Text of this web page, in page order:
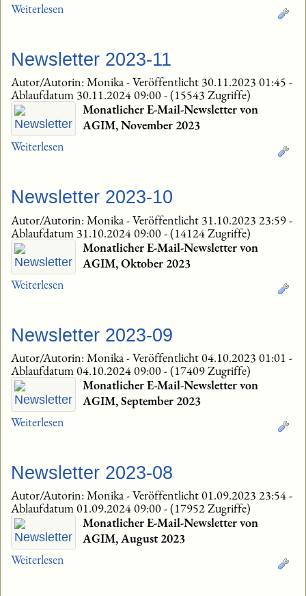
Weiterlesen
Newsletter 2023-11
Autor/Autorin: Monika-Veröffentlicht 30.11.2023 01:45 -
Ablaufdatum 30.11.2024 09:00-(15543 Zugriffe)
Monatlicher E-Mail-Newsletter von
AGIM, November 2023
Weiterlesen
Newsletter 2023-10
Autor/Autorin: Monika -Veröffentlicht 31.10.2023 23:59-
Ablaufdatum 31.10.2024 09:00-(14124 Zugriffe)
Monatlicher E-Mail-Newsletter von
AGIM, Oktober 2023
Weiterlesen
Newsletter 2023-09
Autor/Autorin: Monika-Veröffentlicht 04.10.2023 01:01 -
Ablaufdatum 04.10.2024 09:00-(17409 Zugriffe)
Monatlicher E-Mail-Newsletter von
AGIM, September 2023
Weiterlesen
Newsletter 2023-08
Autor/Autorin: Monika-Veröffentlicht 01.09.2023 23:54-
Ablaufdatum 01.09.2024 09:00-(17952 Zugriffe)
Monatlicher E-Mail-Newsletter von
AGIM, August 2023
Weiterlesen